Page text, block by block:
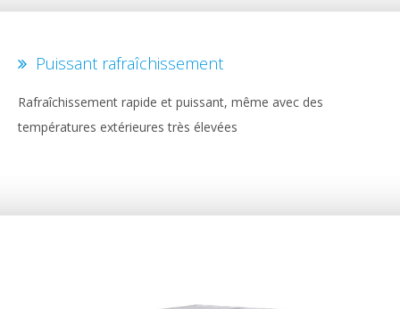
Puissant rafraîchissement
Rafraîchissement rapide et puissant, même avec des
températures extérieures très élevées